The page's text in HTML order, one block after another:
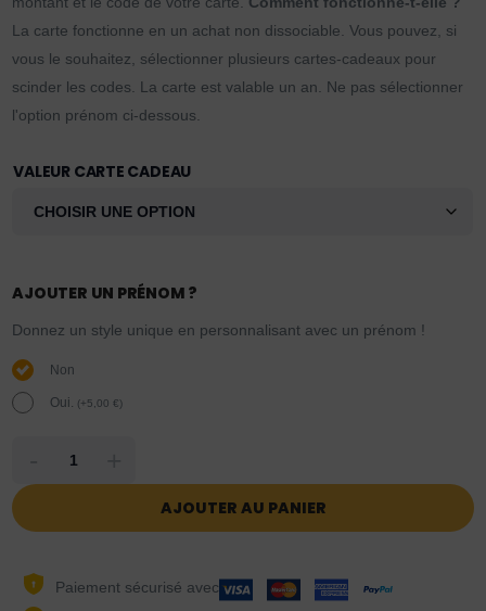
La carte fonctionne en un achat non dissociable. Vous pouvez, si
vous le souhaitez, sélectionner plusieurs cartes-cadeaux pour
scinder les codes. La carte est valable un an. Ne pas sélectionner
l'option prénom ci-dessous.
VALEUR CARTE CADEAU
AJOUTER UN PRÉNOM ?
Donnez un style unique en personnalisant avec un prénom !
Non
Oui. (+5,00€)
AJOUTER AU PANIER
Paiement sécurisé avec